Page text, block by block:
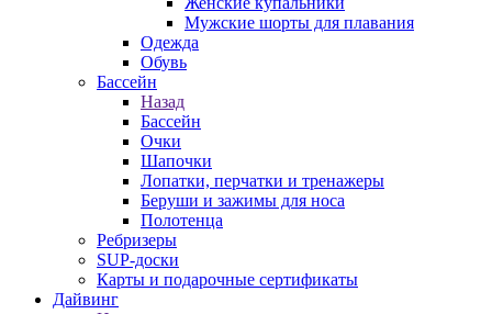
Мужские шорты для плавания
Одежда
Обувь
Бассейн
Назад
Бассейн
Очки
Шапочки
Лопатки, перчатки и тренажеры
Беруши и зажимы для носа
Полотенца
Ребризеры
SUP-доски
Карты и подарочные сертификаты
Дайвинг